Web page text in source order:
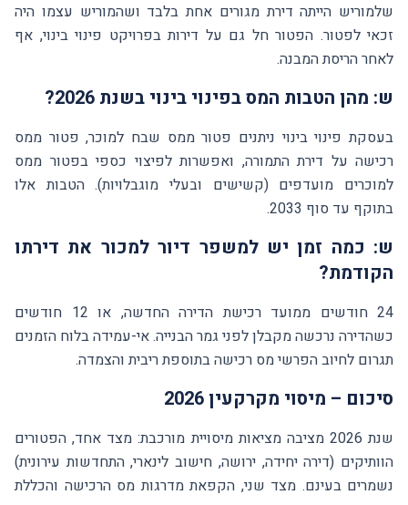
שלמוריש הייתה דירת מגורים אחת בלבד ושהמוריש עצמו היה
זכאי לפטור. הפטור חל גם על דירות בפרויקט פינוי בינוי, אף
לאחר הריסת המבנה.
ש: מהן הטבות המס בפינוי בינוי בשנת 2026?
בעסקת פינוי בינוי ניתנים פטור ממס שבח למוכר, פטור ממס
רכישה על דירת התמורה, ואפשרות לפיצוי כספי בפטור ממס
למוכרים מועדפים (קשישים ובעלי מוגבלויות). הטבות אלו
בתוקף עד סוף 2033.
ש: כמה זמן יש למשפר דיור למכור את דירתו
הקודמת?
24 חודשים ממועד רכישת הדירה החדשה, או 12 חודשים
כשהדירה נרכשה מקבלן לפני גמר הבנייה. אי-עמידה בלוח הזמנים
תגרום לחיוב הפרשי מס רכישה בתוספת ריבית והצמדה.
סיכום – מיסוי מקרקעין 2026
שנת 2026 מציבה מציאות מיסויית מורכבת: מצד אחד, הפטורים
הוותיקים (דירה יחידה, ירושה, חישוב לינארי, התחדשות עירונית)
נשמרים בעינם. מצד שני, הקפאת מדרגות מס הרכישה והכללת